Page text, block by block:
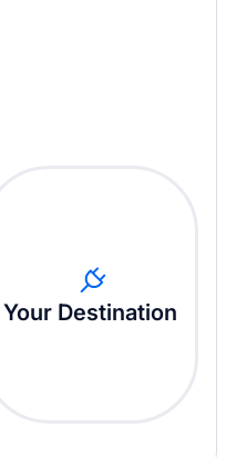
Your Destination